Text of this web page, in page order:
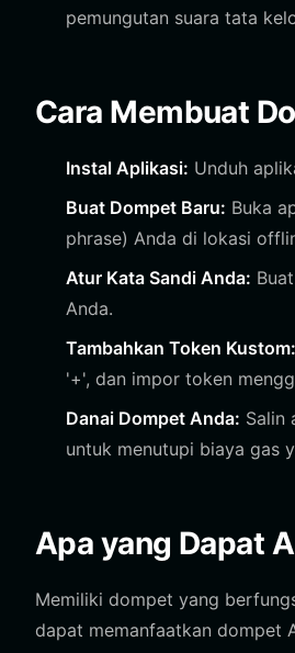
pemungutan suara tata
Cara Membuat
Instal Aplikasi: Unduh
Buat Dompet Baru: Buka
phrase) Anda di lokasi
Atur Kata Sandi Anda:
Anda.
Tambahkan Token Kustom:
'+', dan impor token
Danai Dompet Anda: Salin
untuk menutupi biaya gas
Apa yang Dapat
Memiliki dompet yang
dapat memanfaatkan dompet